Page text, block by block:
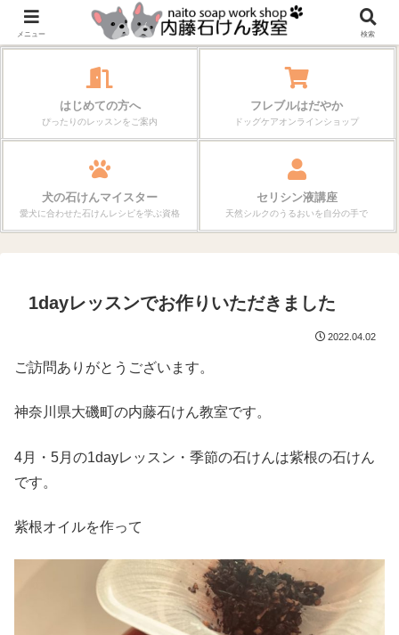
作る楽しさが、毎日の暮らしを変えていく。
はじめての方へ
ぴったりのレッスンをご案内
フレブルはだやか
ドッグケアオンラインショップ
犬の石けんマイスター
愛犬に合わせた石けんレシピを学ぶ資格
セリシン液講座
天然シルクのうるおいを自分の手で
1dayレッスンでお作りいただきました
2022.04.02
ご訪問ありがとうございます。
神奈川県大磯町の内藤石けん教室です。
4月・5月の1dayレッスン・季節の石けんは紫根の石けん
です。
紫根オイルを作って
メニュー 検索